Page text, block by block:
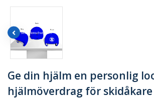
Ge din hjälm en personlig
hjälmöverdrag för skidåkare